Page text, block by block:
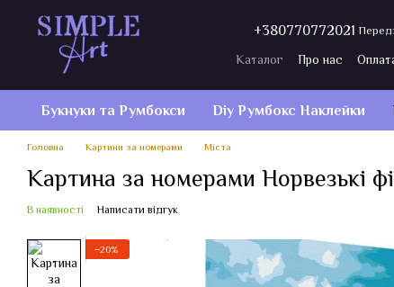
Перейти до основного контенту
+380770772021
Каталог Про нас
Букнуки та Румбокси Diy Румбокс Наклейки
Головна Картини за номерами Міста
Картина за номерами Норвезькі
В наявності Написати відгук
−20%